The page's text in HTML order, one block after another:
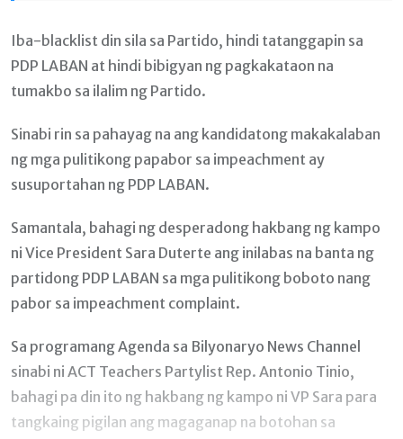
Iba-blacklist din sila sa Partido, hindi tatanggapin sa
PDP LABAN at hindi bibigyan ng pagkakataon na
tumakbo sa ilalim ng Partido.
Sinabi rin sa pahayag na ang kandidatong makakalaban
ng mga pulitikong papabor sa impeachment ay
susuportahan ng PDP LABAN.
Samantala, bahagi ng desperadong hakbang ng kampo
ni Vice President Sara Duterte ang inilabas na banta ng
partidong PDP LABAN sa mga pulitikong boboto nang
pabor sa impeachment complaint.
Sa programang Agenda sa Bilyonaryo News Channel
sinabi ni ACT Teachers Partylist Rep. Antonio Tinio,
bahagi pa din ito ng hakbang ng kampo ni VP Sara para
tangkaing pigilan ang magaganap na botohan sa